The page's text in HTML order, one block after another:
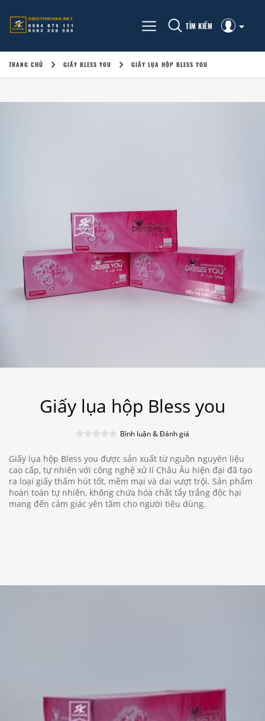
TÌM KIẾM
TRANG CHỦ GIẤY BLESS YOU GIẤY LỤA HỘP BLESS YOU
Giấy lụa hộp Bless you
Bình luận & Đánh giá
Giấy lụa hộp Bless you được sản xuất từ nguồn nguyên liệu
cao cấp, tự nhiên với công nghệ xử lí Châu Âu hiện đại đã tạo
ra loại giấy thấm hút tốt, mềm mại và dai vượt trội. Sản phẩm
hoàn toàn tự nhiên, không chứa hóa chất tẩy trắng độc hại
mang đến cảm giác yên tâm cho người tiêu dùng.